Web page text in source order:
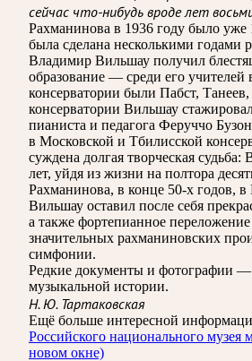
сейчас что-нибудь вроде лет
Рахманинова в 1936 году было уже
была сделана несколькими годами
Владимир Вильшау получил
образование — среди его учителей
консерватории были Пабст,
консерватории Вильшау
пианиста и педагога Феруччо
в Московской и Тбилисской
суждена долгая творческая
лет, уйдя из жизни на полтора
Рахманинова, в конце 50-х годов,
Вильшау оставил после себя
а также фортепианное
значительных рахманиновских
симфонии.
Редкие документы и фотографии —
музыкальной истории.
Н. Ю. Тартаковская
Ещё больше интересной
Российского национального музея
новом окне)